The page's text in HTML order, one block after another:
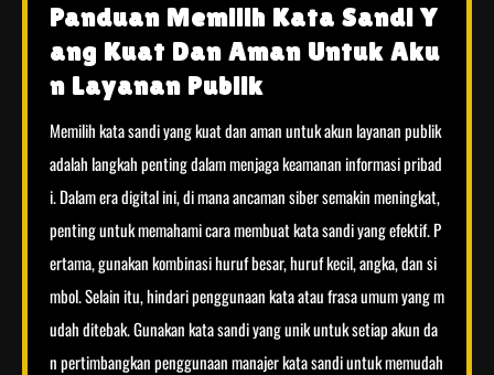
Panduan Memilih Kata Sandi Y
ang Kuat Dan Aman Untuk Aku
n Layanan Publik
Memilih kata sandi yang kuat dan aman untuk akun layanan publik
adalah langkah penting dalam menjaga keamanan informasi pribad
i. Dalam era digital ini, di mana ancaman siber semakin meningkat,
penting untuk memahami cara membuat kata sandi yang efektif. P
ertama, gunakan kombinasi huruf besar, huruf kecil, angka, dan si
mbol. Selain itu, hindari penggunaan kata atau frasa umum yang m
udah ditebak. Gunakan kata sandi yang unik untuk setiap akun da
n pertimbangkan penggunaan manajer kata sandi untuk memudah